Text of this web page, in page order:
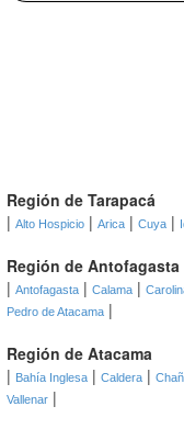
Región de Tarapacá
| Alto Hospicio | Arica | Cuya |
Región de Antofagasta
| Antofagasta | Calama |
Pedro de Atacama |
Región de Atacama
| Bahía Inglesa | Caldera |
Vallenar |